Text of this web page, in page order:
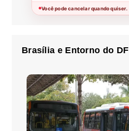
●Você pode cancelar quando quiser.
Brasília e Entorno do DF